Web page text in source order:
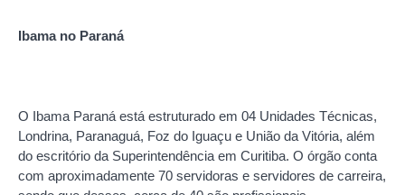
Ibama no Paraná
O Ibama Paraná está estruturado em 04 Unidades Técnicas,
Londrina, Paranaguá, Foz do Iguaçu e União da Vitória, além
do escritório da Superintendência em Curitiba. O órgão conta
com aproximadamente 70 servidoras e servidores de carreira,